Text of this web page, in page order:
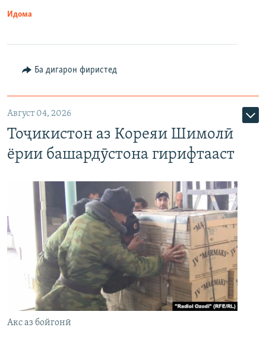
Идома
Ба дигарон фиристед
Август 04, 2026
Тоҷикистон аз Кореяи Шимолӣ
ёрии башардӯстона гирифтааст
Акс аз бойгонӣ